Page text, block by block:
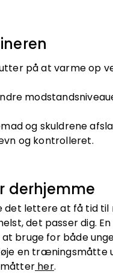
på at varme op
og skuldrene
og kontrolleret.
derhjemme
lettere at få tid
det passer dig.
bruge for både
en træningsmåtte
her.